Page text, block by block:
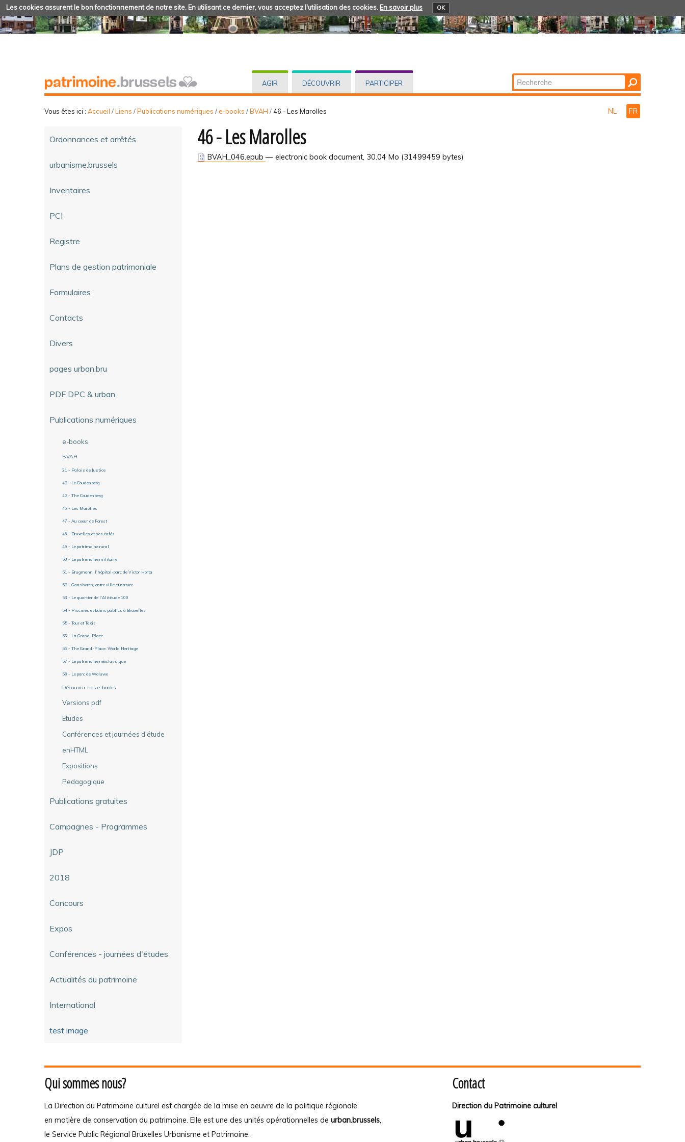
Les cookies assurent le bon fonctionnement de notre site. En utilisant ce dernier, vous acceptez l'utilisation des cookies. En savoir plus OK
AGIR DÉCOUVRIR PARTICIPER Chercher par
Recherche
Vous êtes ici : Accueil /Liens /Publications numériques / e-books /BVAH / 46 - Les Marolles NL FR
Ordonnances et arrêtés
urbanisme.brussels
Inventaires
PCI
Registre
Plans de gestion patrimoniale
Formulaires
Contacts
Divers
pages urban.bru
PDF DPC & urban
Publications numériques
e-books
BVAH
31 - Palais de Justice
42 - Le Coudenberg
42 - The Coudenberg
46 - Les Marolles
47 - Au coeur de Forest
48 - Bruxelles et ses cafés
49 - Le patrimoine rural
50 - Le patrimoine militaire
51 - Brugmann, l'hôpital-parc de Victor Horta
52 - Ganshoren, entre ville et nature
53 - Le quartier de l'Alititude 100
54 - Piscines et bains publics à Bruxelles
55 - Tour et Taxis
56 - La Grand-Place
56 - The Grand-Place. World Heritage
57 - Le patrimoine néoclassique
58 - Le parc de Woluwe
Découvrir nos e-books
Versions pdf
Etudes
Conférences et journées d'étude
enHTML
Expositions
Pedagogique
Publications gratuites
Campagnes - Programmes
JDP
2018
Concours
Expos
Conférences - journées d'études
Actualités du patrimoine
International
test image
46 - Les Marolles
BVAH_046.epub — electronic book document, 30.04 Mo (31499459 bytes)
Qui sommes nous?
La Direction du Patrimoine culturel est chargée de la mise en oeuvre de la politique régionale
en matière de conservation du patrimoine. Elle est une des unités opérationnelles de urban.brussels,
le Service Public Régional Bruxelles Urbanisme et Patrimoine.
Contact
Direction du Patrimoine culturel